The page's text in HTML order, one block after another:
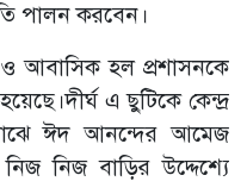
পালন করবেন।
ও আবাসিক হল প্রশাসনকে
এ ছুটিকে কেন্দ্র
মাঝে ঈদ আনন্দের আমেজ
নিজ বাড়ির উদ্দেশ্যে